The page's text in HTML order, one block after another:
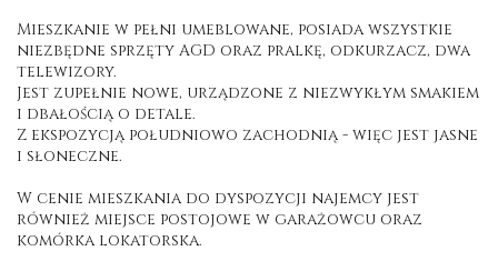
Mieszkanie w pełni umeblowane, posiada wszystkie
niezbędne sprzęty AGD oraz pralkę, odkurzacz, dwa
telewizory.
Jest zupełnie nowe, urządzone z niezwykłym smakiem
i dbałością o detale.
Z ekspozycją południowo zachodnią - więc jest jasne
i słoneczne.
W cenie mieszkania do dyspozycji najemcy jest
również miejsce postojowe w garażowcu oraz
komórka lokatorska.